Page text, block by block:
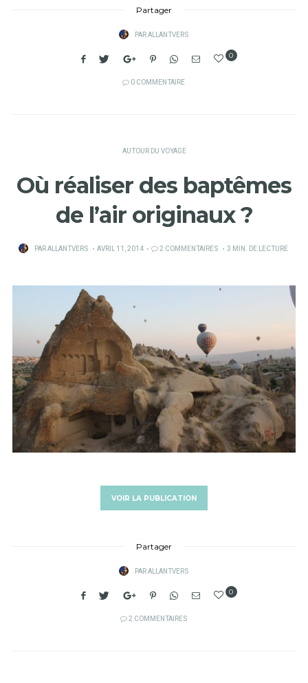
Partager
PARALLANTVERS
0
0 COMMENTAIRE
AUTOUR DU VOYAGE
Où réaliser des baptêmes
de l’air originaux ?
PARALLANTVERS
PUBLIÉ
AVRIL 11, 2014 2 COMMENTAIRES 3 MIN. DE LECTURE
VOIR LA PUBLICATION
Partager
PARALLANTVERS
0
2 COMMENTAIRES